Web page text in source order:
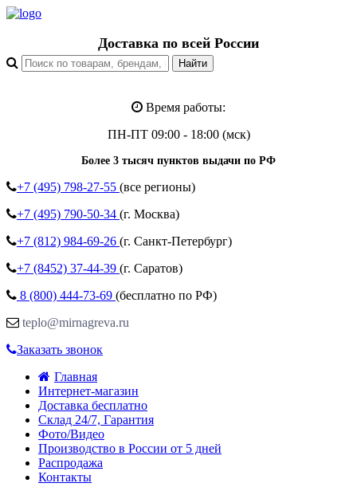
Доставка по всей России
Время работы:
ПН-ПТ 09:00 - 18:00 (мск)
Более 3 тысяч пунктов выдачи по РФ
+7 (495) 798-27-55 (все регионы)
+7 (495) 790-50-34 (г. Москва)
+7 (812) 984-69-26 (г. Санкт-Петербург)
+7 (8452) 37-44-39 (г. Саратов)
8 (800) 444-73-69 (бесплатно по РФ)
teplo@mirnagreva.ru
Заказать звонок
Главная
Интернет-магазин
Доставка бесплатно
Склад 24/7, Гарантия
Фото/Видео
Производство в России от 5 дней
Распродажа
Контакты